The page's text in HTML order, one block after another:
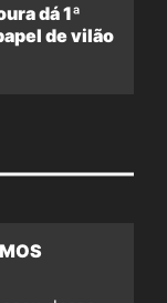
dá 1ª
de vilão